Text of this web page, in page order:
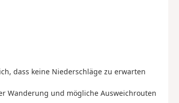
dass keine Niederschläge zu erwarten
Wanderung und mögliche Ausweichrouten